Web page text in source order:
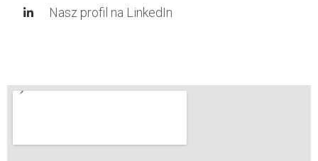
Nasz profil na LinkedIn